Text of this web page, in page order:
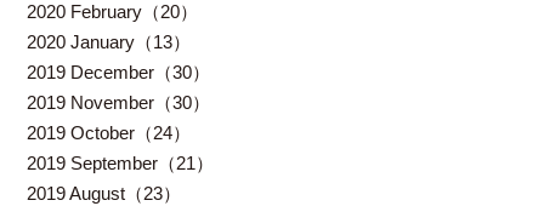
2020 February（20）
2020 January（13）
2019 December（30）
2019 November（30）
2019 October（24）
2019 September（21）
2019 August（23）